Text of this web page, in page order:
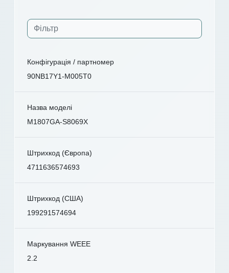
Конфігурація / партномер
90NB17Y1-M005T0
Назва моделі
M1807GA-S8069X
Штрихкод (Європа)
4711636574693
Штрихкод (США)
199291574694
Маркування WEEE
2.2